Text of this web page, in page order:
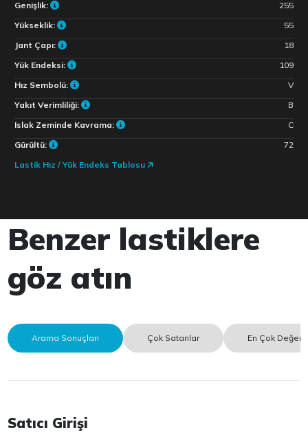
Genişlik:
255
Yükseklik:
55
Jant Çapı:
18
Yük Endeksi:
109
Hız Sembolü:
V
Yakıt Verimliliği:
B
Islak Zeminde Kavrama:
C
Gürültü:
72
Lastik Hız / Yük Endeks Tablosu
Benzer lastiklere
göz atın
Arama Sonuçları Çok Satanlar En Çok
Satıcı Girişi